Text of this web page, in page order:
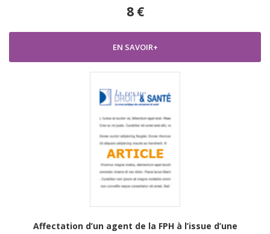
8 €
EN SAVOIR+
Affectation d’un agent de la FPH à l’issue d’une